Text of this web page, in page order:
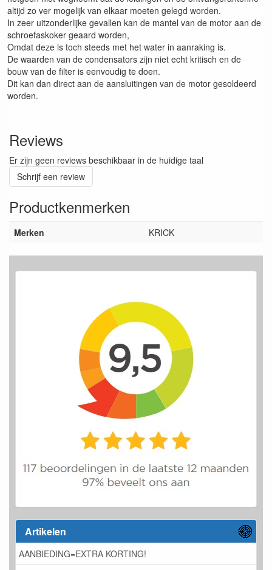
Artikelen
AANBIEDING=EXTRA KORTING!
altijd zo ver mogelijk van elkaar moeten gelegd worden.
In zeer uitzonderlijke gevallen kan de mantel van de motor aan de
schroefaskoker geaard worden,
Omdat deze is toch steeds met het water in aanraking is.
De waarden van de condensators zijn niet echt kritisch en de
bouw van de filter is eenvoudig te doen.
Dit kan dan direct aan de aansluitingen van de motor gesoldeerd
worden.
Reviews
Er zijn geen reviews beschikbaar in de huidige taal
Schrijf een review
Productkenmerken
Merken KRICK